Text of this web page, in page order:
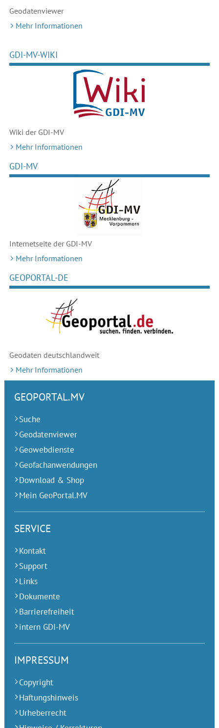
Geodatenviewer
Mehr Informationen
GDI-MV-WIKI
Wiki der GDI-MV
Mehr Informationen
GDI-MV
Internetseite der GDI-MV
Mehr Informationen
GEOPORTAL-DE
Geodaten deutschlandweit
Mehr Informationen
GEOPORTAL.MV
Suche
Geodatenviewer
Geowebdienste
Geofachanwendungen
Download & Shop
Mein GeoPortal.MV
SERVICE
Kontakt
Support
Links
Dokumente
Barrierefreiheit
intern GDI-MV
IMPRESSUM
Copyright
Haftungshinweis
Urheberrecht